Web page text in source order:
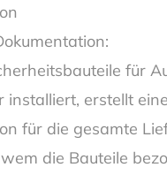
für
installiert, erstellt
für die gesamte
die Bauteile